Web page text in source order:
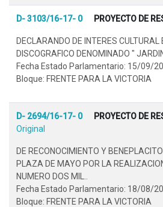
D- 3103/16-17- 0 PROYECTO DE
DECLARANDO DE INTERES
DISCOGRAFICO DENOMINADO "
Fecha Estado Parlamentario: 15/09/
Bloque: FRENTE PARA LA VICTORIA
D- 2694/16-17- 0 PROYECTO DE
Original
DE RECONOCIMIENTO Y
PLAZA DE MAYO POR LA
NUMERO DOS MIL..
Fecha Estado Parlamentario: 18/08/
Bloque: FRENTE PARA LA VICTORIA